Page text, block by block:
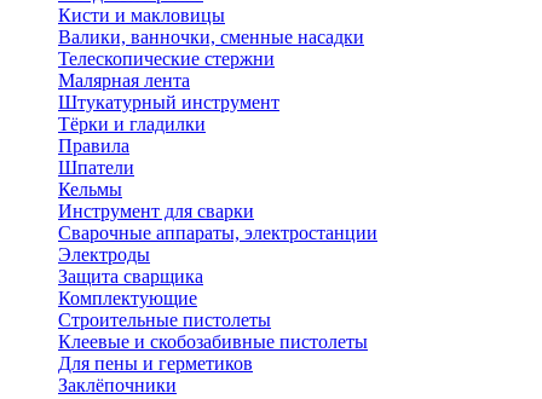
Кисти и макловицы
Валики, ванночки, сменные насадки
Телескопические стержни
Малярная лента
Штукатурный инструмент
Тёрки и гладилки
Правила
Шпатели
Кельмы
Инструмент для сварки
Сварочные аппараты, электростанции
Электроды
Защита сварщика
Комплектующие
Строительные пистолеты
Клеевые и скобозабивные пистолеты
Для пены и герметиков
Заклёпочники